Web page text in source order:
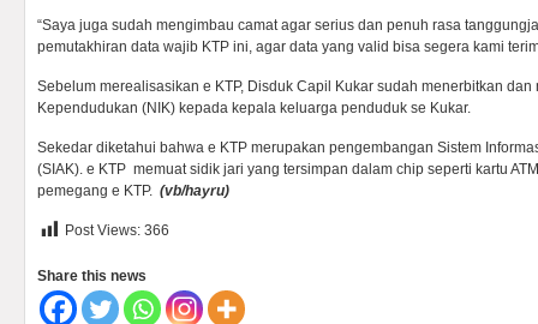
“Saya juga sudah mengimbau camat agar serius dan penuh rasa
pemutakhiran data wajib KTP ini, agar data yang valid bisa segera kami
Sebelum merealisasikan e KTP, Disduk Capil Kukar sudah menerbitkan
Kependudukan (NIK) kepada kepala keluarga penduduk se Kukar.
Sekedar diketahui bahwa e KTP merupakan pengembangan Sistem
(SIAK). e KTP memuat sidik jari yang tersimpan dalam chip seperti kartu
pemegang e KTP. (vb/hayru)
Post Views: 366
Share this news